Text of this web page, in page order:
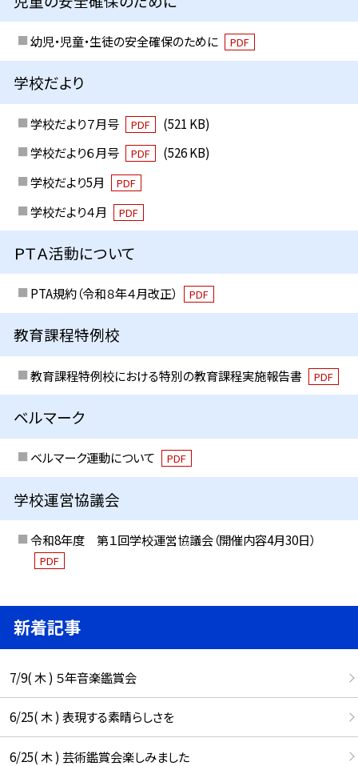
幼児・児童・生徒の安全確保のために PDF
学校だより
学校だより７月号 PDF
(521 KB)
学校だより６月号
PDF
(526 KB)
学校だより5月
PDF
学校だより４月 PDF
ＰＴＡ活動について
PTA規約（令和８年４月改正） PDF
教育課程特例校
教育課程特例校における特別の教育課程実施報告書 PDF
ベルマーク
ベルマーク運動について PDF
学校運営協議会
令和8年度 第１回学校運営協議会（開催内容4月30日）
PDF
新着記事
7/9( 木 ) ５年音楽鑑賞会
6/25( 木 ) 表現する素晴らしさを
6/25( 木 ) 芸術鑑賞会楽しみました